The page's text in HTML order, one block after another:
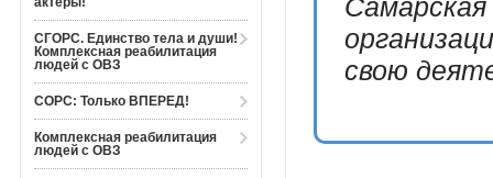
СГОРС. Единство тела и души!
Комплексная реабилитация
людей с ОВЗ
СОРС: Только ВПЕРЕД!
Комплексная реабилитация
людей с ОВЗ
свою